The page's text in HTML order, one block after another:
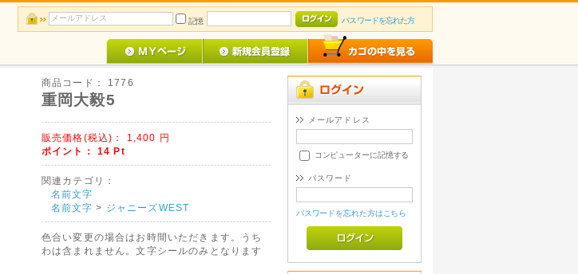
記憶
パスワードを忘れた方
商品コード： 1776
重岡大毅5
販売価格(税込)： 1,400 円
ポイント： 14 Pt
関連カテゴリ：
名前文字
名前文字 > ジャニーズWEST
色合い変更の場合はお時間いただきます。うち
わは含まれません。文字シールのみとなります
メールアドレス
コンピューターに記憶する
パスワード
パスワードを忘れた方はこちら